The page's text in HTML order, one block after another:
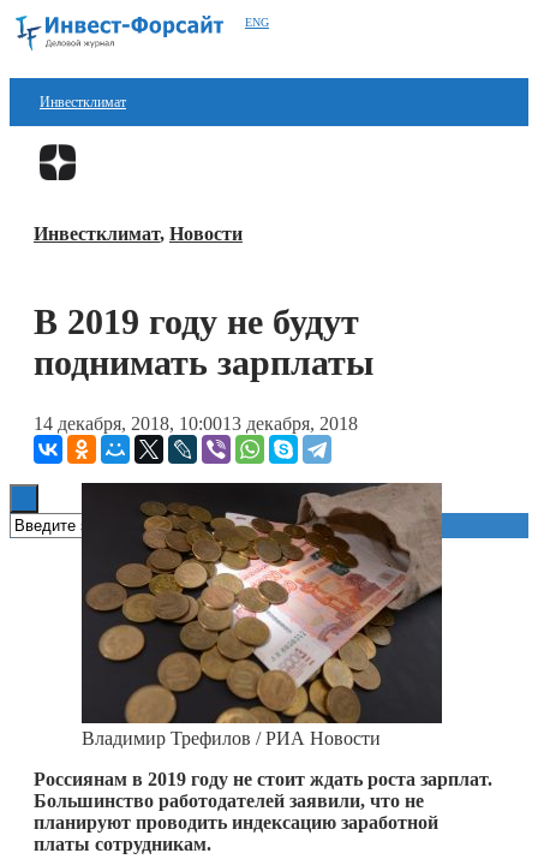
ENG
Инвестклимат
Финансы
Блокчейн
Книги
Инвестклимат, Новости
В 2019 году не будут
поднимать зарплаты
14 декабря, 2018, 10:0013 декабря, 2018
Владимир Трефилов / РИА Новости
Россиянам в 2019 году не стоит ждать роста зарплат.
Большинство работодателей заявили, что не
планируют проводить индексацию заработной
платы сотрудникам.